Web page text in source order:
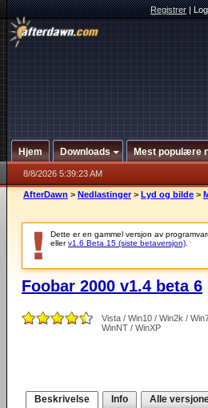
Registrer|
Hjem Downloads Mest populære
8/8/2026 5:39:23 AM
AfterDawn > Nedlastinger > Lyd og bilde >
Dette er en gammel versjon av
ellerv1.6 Beta 15 (siste betaversjon)
Foobar 2000 v1.4 beta 6
Vista / Win10 / Win2k /
WinNT / WinXP
Beskrivelse Info Alle